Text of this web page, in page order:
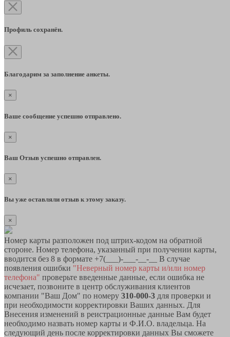
Профиль сохранён.
Благодарим за заполнение анкеты.
×
Ваше сообщение успешно отправлено.
×
Ваш Отзыв успешно отправлен.
×
Вы уже оставляли отзыв к этому заказу.
×
Номер карты разположен под штрих-кодом на обратной
стороне. Номер телефона, указанный при получении карты,
вводится без 8 в формате +7(___)-___-__-__ В случае
появления ошибки "Неверный номер карты и/или номер
телефона" проверьте введенные данные, если ошибка не
исчезает, позвоните в центр обслуживания клиентов
компании "Ваш Дом" по номеру 310-000-3 для проверки и
при необходимости корректировки Ваших данных. Для
Внесения изменений в реистрационные данные Вам будет
необходимо назвать номер карты и Ф.И.О. владельца. На
следующий день после корректировки данных Вы сможете